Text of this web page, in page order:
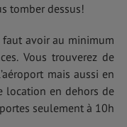
tomber dessus!
avoir au minimum
Vous trouverez de
mais aussi en
location en dehors de
seulement à 10h